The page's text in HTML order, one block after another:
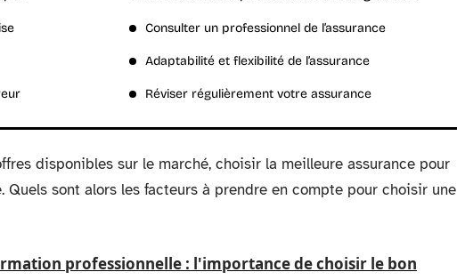
Consulter un professionnel de l’assurance
Adaptabilité et flexibilité de l’assurance
Réviser régulièrement votre assurance
disponibles sur le marché, choisir la meilleure assurance pour
Quels sont alors les facteurs à prendre en compte pour choisir une
professionnelle : l'importance de choisir le bon